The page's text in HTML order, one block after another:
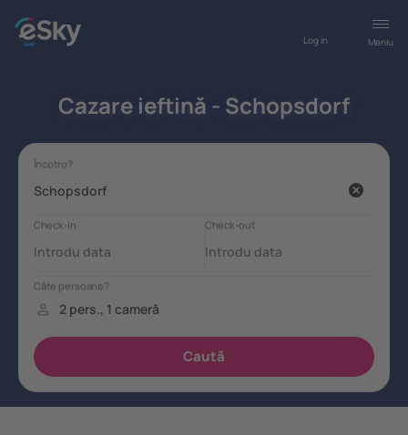
Meniu
Log in
Cazare ieftină - Schopsdorf